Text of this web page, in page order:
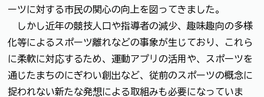
ーツに対する市民の関心の向上を図ってきました。
しかし近年の競技人口や指導者の減少、趣味趣向の多様
化等によるスポーツ離れなどの事象が生じており、これら
に柔軟に対応するため、運動アプリの活用や、スポーツを
通じたまちのにぎわい創出など、従前のスポーツの概念に
捉われない新たな発想による取組みも必要になっていま